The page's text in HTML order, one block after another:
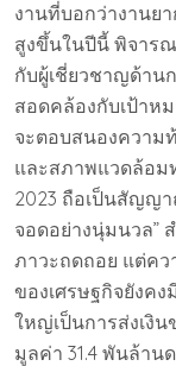
งานที่บอกว่างานย
สูงขึ้นในปีนี้ พิจาร
กับผู้เชี่ยวชาญด้าน
สอดคล้องกับเป้าห
จะตอบสนองความ
และสภาพแวดล้อม
2023 ถือเป็นสัญญา
จอดอย่างนุ่มนวล”
ภาวะถดถอย แต่คว
ของเศรษฐกิจยังคง
ใหญ่เป็นการส่งเงิ
มูลค่า 31.4 พันล้าน